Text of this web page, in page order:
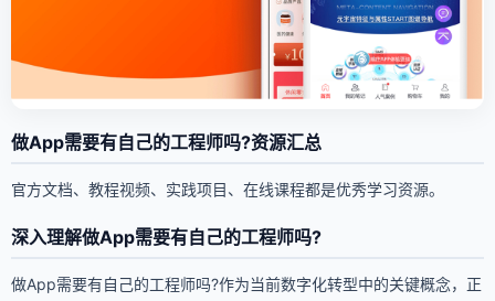
做App需要有自己的工程师吗?资源汇总
官方文档、教程视频、实践项目、在线课程都是优秀学习资源。
深入理解做App需要有自己的工程师吗?
做App需要有自己的工程师吗?作为当前数字化转型中的关键概念，正